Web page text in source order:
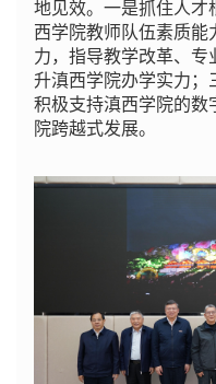
地见效。一是抓住人才
西学院教师队伍素质能
力，指导教学改革、专
升滇西学院办学实力；
积极支持滇西学院的数
院跨越式发展。